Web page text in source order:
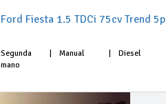
Ford Fiesta 1.5 TDCi 75cv Trend 5p
Segunda
mano
Manual Diesel